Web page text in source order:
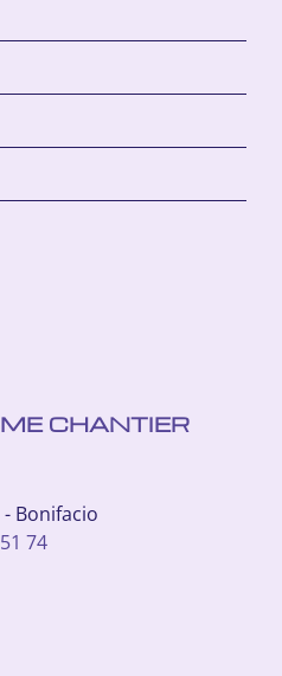
CHANTIER
Bonifacio
74